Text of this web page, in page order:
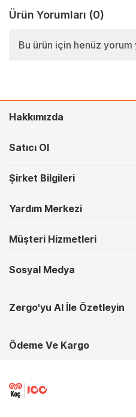
Ürün Yorumları (0)
Bu ürün için henüz yorum
Hakkımızda
Satıcı Ol
Şirket Bilgileri
Yardım Merkezi
Müşteri Hizmetleri
Sosyal Medya
Zergo'yu AI İle Özetleyin
Ödeme Ve Kargo